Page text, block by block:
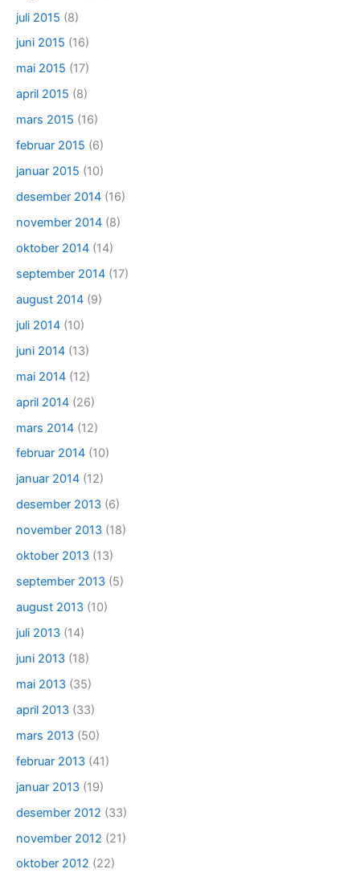
juli 2015 (8)
juni 2015 (16)
mai 2015 (17)
april 2015 (8)
mars 2015 (16)
februar 2015 (6)
januar 2015 (10)
desember 2014 (16)
november 2014 (8)
oktober 2014 (14)
september 2014 (17)
august 2014 (9)
juli 2014 (10)
juni 2014 (13)
mai 2014 (12)
april 2014 (26)
mars 2014 (12)
februar 2014 (10)
januar 2014 (12)
desember 2013 (6)
november 2013 (18)
oktober 2013 (13)
september 2013 (5)
august 2013 (10)
juli 2013 (14)
juni 2013 (18)
mai 2013 (35)
april 2013 (33)
mars 2013 (50)
februar 2013 (41)
januar 2013 (19)
desember 2012 (33)
november 2012 (21)
oktober 2012 (22)